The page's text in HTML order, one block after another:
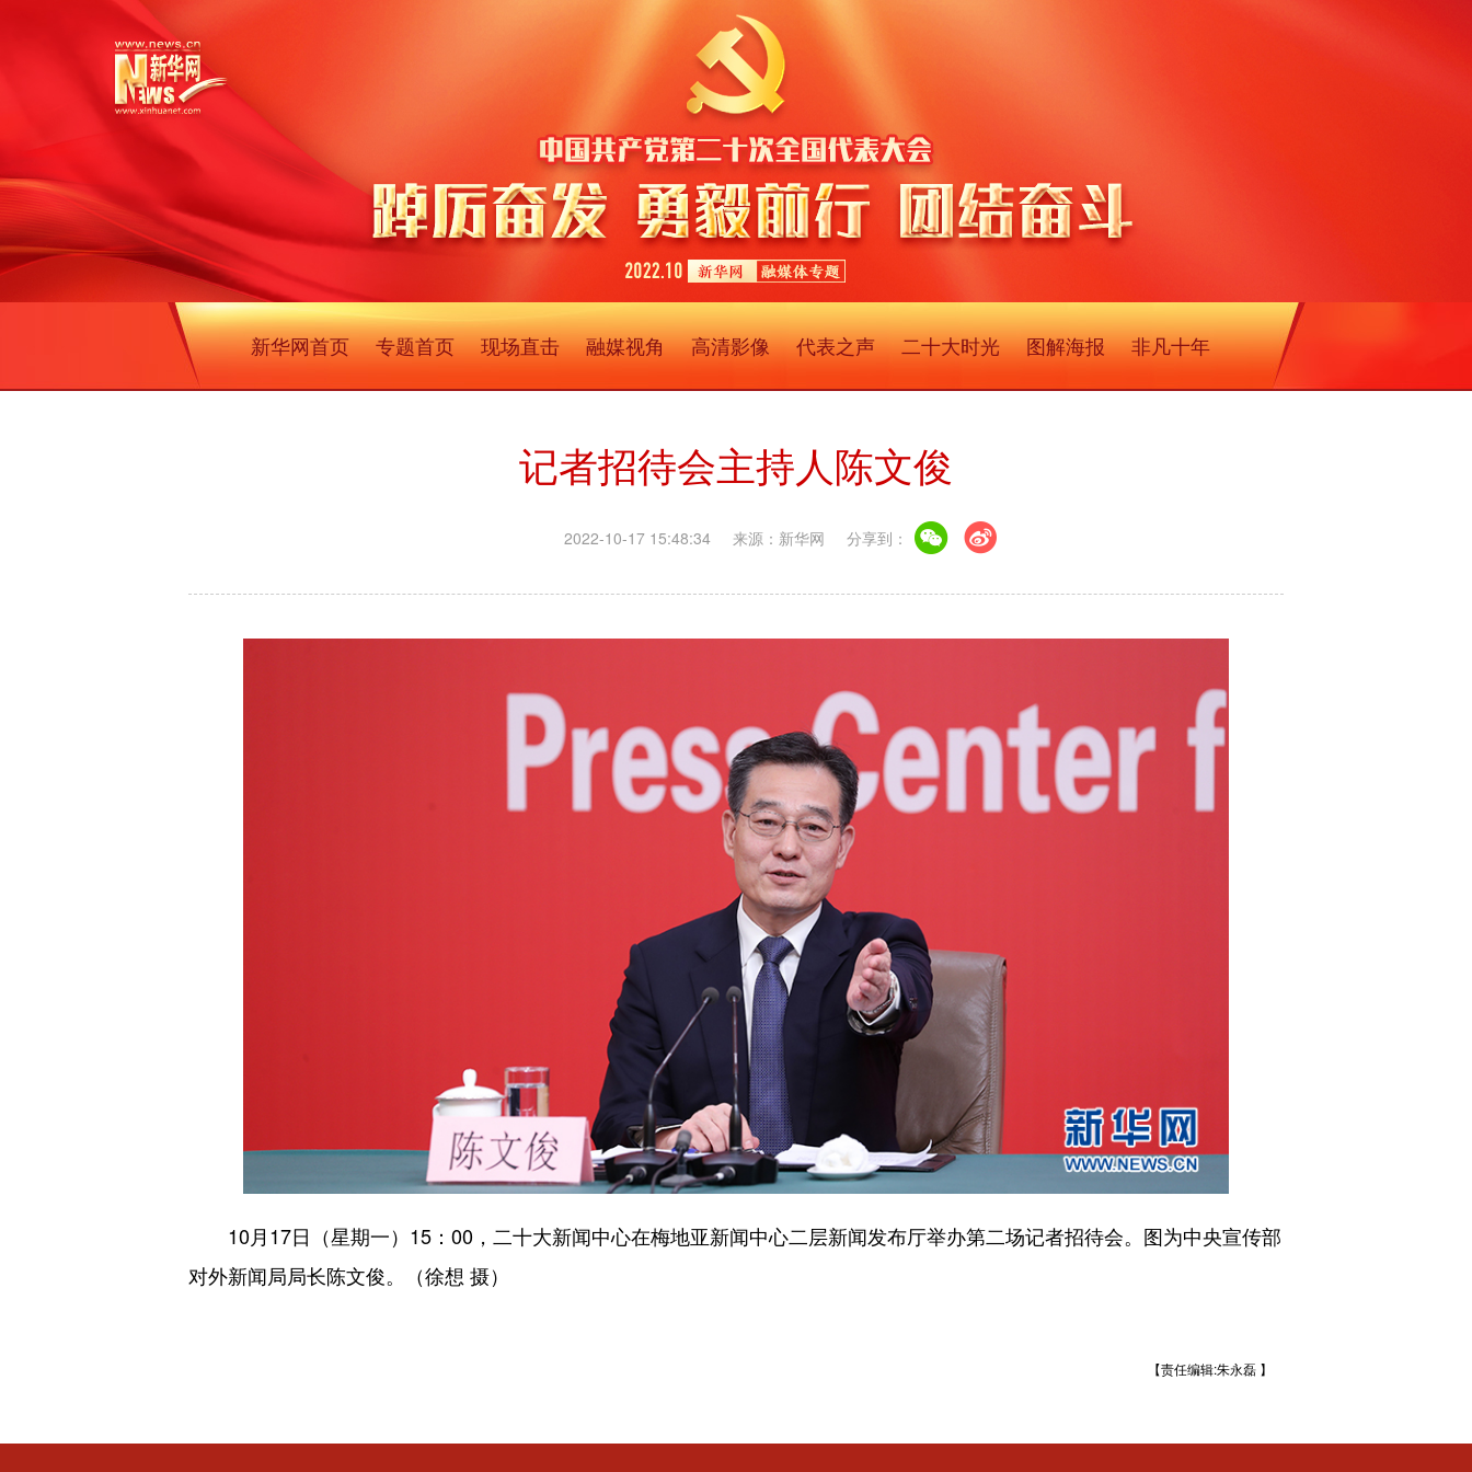
新华网首页 专题首页 现场直击 融媒视角 高清影像 代表之声 二十大时光 图解海报 非凡十年
记者招待会主持人陈文俊
2022-10-17 15:48:34 来源：新华网 分享到：
10月17日（星期一）15：00，二十大新闻中心在梅地亚新闻中心二层新闻发布厅举办第二场记者招待会。图为中央宣传部
对外新闻局局长陈文俊。（徐想 摄）
【责任编辑:朱永磊 】